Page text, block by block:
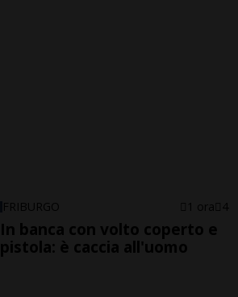
FRIBURGO 1 ora 4
In banca con volto coperto e
pistola: è caccia all'uomo